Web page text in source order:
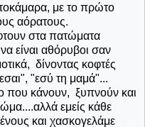
με το πρώτο
αόρατους.
στα πατώματα
είναι αθόρυβοι σαν
δίνοντας κοφτές
"εσύ τη μαμά"...
που κάνουν, ξυπνούν και
εμείς κάθε
και χασκογελάμε